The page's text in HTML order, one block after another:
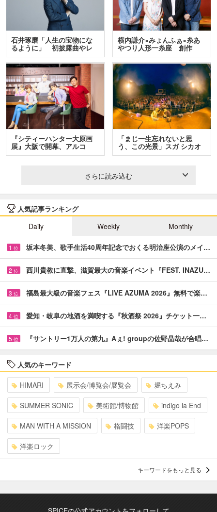
石井琢磨「人生の宝物にな
るように」 初披露曲やレ
ア…
横内謙介×みょんふぁ×糸あ
やつり人形一糸座 創作
人…
『シティーハンター大原画
展』大阪で開幕、アルコ
＆…
「まじ一生忘れないと思
う、この光景」スガ シカオ
と…
さらに読み込む
人気記事ランキング
Daily
Weekly Monthly
1 位 坂本冬美、歌手生活40周年記念でおくる明治座公演のメイ…
2 位 西川貴教に直撃、滋賀最大の音楽イベント『FEST. INAZU…
3 位 福島最大級の音楽フェス『LIVE AZUMA 2026』無料で楽…
4 位 愛知・岐阜の地酒を満喫する『秋酒祭 2026』チケット一…
5 位 『サントリー1万人の第九』Aぇ! groupの佐野晶哉が合唱…
人気のキーワード
HIMARI 展示会/博覧会/展覧会 堀ちえみ
SUMMER SONIC 美術館/博物館 indigo la End
MAN WITH A MISSION 格闘技 洋楽POPS
洋楽ロック
キーワードをもっと見る